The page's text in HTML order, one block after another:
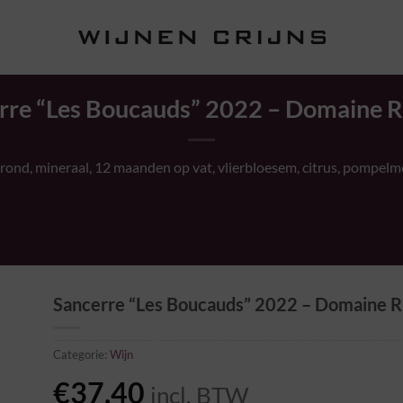
“Les Boucauds” 2022 – Domaine
mineraal, 12 maanden op vat, vlierbloesem, citrus,
Sancerre “Les Boucauds” 2022 – Domaine
Categorie: Wijn
€37,40 incl. BTW